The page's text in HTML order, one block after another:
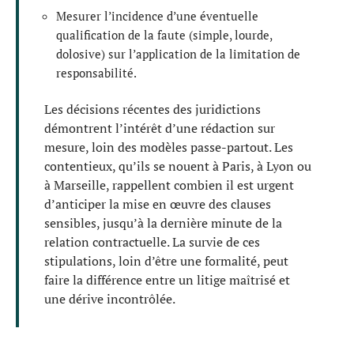
Mesurer l’incidence d’une éventuelle
qualification de la faute (simple, lourde,
dolosive) sur l’application de la limitation de
responsabilité.
Les décisions récentes des juridictions
démontrent l’intérêt d’une rédaction sur
mesure, loin des modèles passe-partout. Les
contentieux, qu’ils se nouent à Paris, à Lyon ou
à Marseille, rappellent combien il est urgent
d’anticiper la mise en œuvre des clauses
sensibles, jusqu’à la dernière minute de la
relation contractuelle. La survie de ces
stipulations, loin d’être une formalité, peut
faire la différence entre un litige maîtrisé et
une dérive incontrôlée.